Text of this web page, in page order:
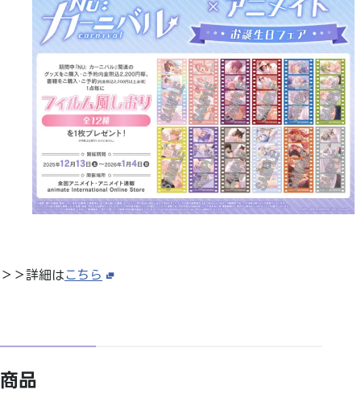
＞＞詳細はこちら
商品